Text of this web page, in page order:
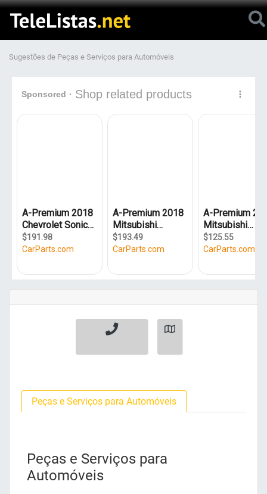
Sugestões de Peças e Serviços para Automóveis
Peças e Serviços para Automóveis
Peças e Serviços para
Automóveis